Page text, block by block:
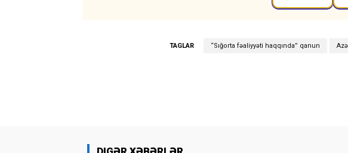
TAGLAR “Sığorta fəaliyyəti haqqında” qanun